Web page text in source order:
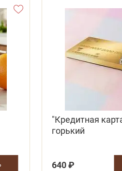
"Кредитная
горький
640 ₽